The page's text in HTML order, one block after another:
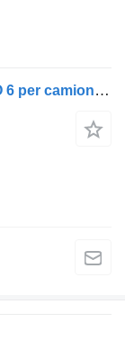
Motore MAN D3876 LF03 640 CV EURO 6 per camion MAN TGX TGS